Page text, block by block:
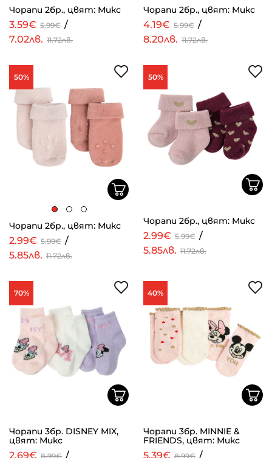
Чорапи 2бр., цвят: Микс
3.59€ 5.99€ /
7.02лв. 11.72лв.
Чорапи 2бр., цвят: Микс
4.19€ 5.99€ /
8.20лв. 11.72лв.
50%
Чорапи 2бр., цвят: Микс
2.99€ 5.99€ /
5.85лв. 11.72лв.
50%
Чорапи 2бр., цвят: Микс
2.99€ 5.99€ /
5.85лв. 11.72лв.
70%
Чорапи 3бр. DISNEY MIX,
цвят: Микс
2.69€ 8.99€ /
40%
Чорапи 3бр. MINNIE &
FRIENDS, цвят: Микс
5.39€ 8.99€ /